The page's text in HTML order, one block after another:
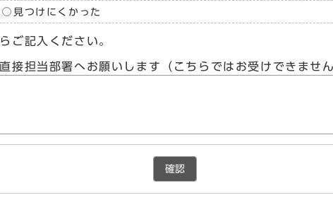
見つけにくかった
ご記入ください。
接担当部署へお願いします（こちらではお受けできませ
確認